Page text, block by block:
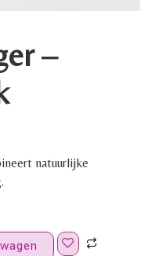
–
natuurlijke